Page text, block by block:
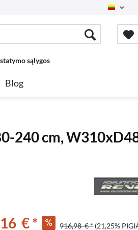
sąlygos
Blog
240 cm,
€ * 916,98 € * (21,25%